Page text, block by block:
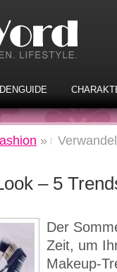
»
– 5
Der
Zeit, um
Makeup-